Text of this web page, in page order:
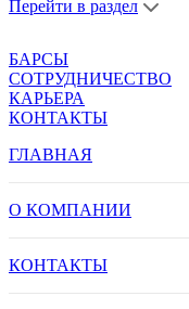
Перейти в раздел
БАРСЫ
СОТРУДНИЧЕСТВО
КАРЬЕРА
КОНТАКТЫ
ГЛАВНАЯ
О КОМПАНИИ
КОНТАКТЫ